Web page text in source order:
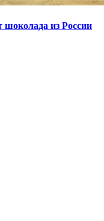
шоколада из России